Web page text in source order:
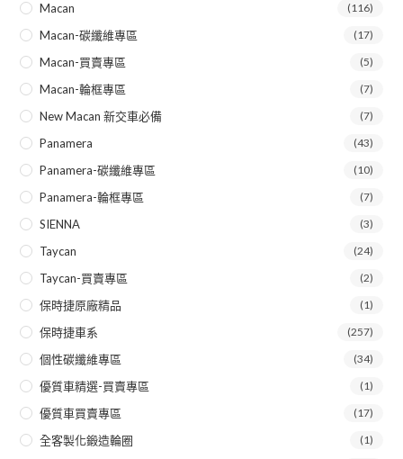
Macan (116)
Macan-碳纖維專區 (17)
Macan-買賣專區 (5)
Macan-輪框專區 (7)
New Macan 新交車必備 (7)
Panamera (43)
Panamera-碳纖維專區 (10)
Panamera-輪框專區 (7)
SIENNA (3)
Taycan (24)
Taycan-買賣專區 (2)
保時捷原廠精品 (1)
保時捷車系 (257)
個性碳纖維專區 (34)
優質車精選-買賣專區 (1)
優質車買賣專區 (17)
全客製化鍛造輪圈 (1)